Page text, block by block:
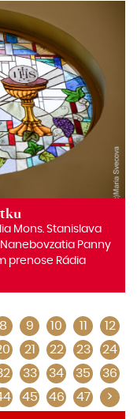
Mons. Stanislava
Panny
prenose Rádia
8 9 10 11
12
21 22 23
24
33 34 35
36
45 46 47 >